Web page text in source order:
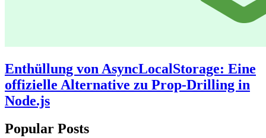
Enthüllung von AsyncLocalStorage: Eine
offizielle Alternative zu Prop-Drilling in
Node.js
Popular Posts